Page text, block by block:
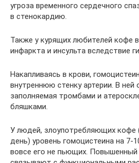
угроза временного сердечного
в стенокардию.
Также у курящих любителей кофе
инфаркта и инсульта вследствие
Накапливаясь в крови,
внутреннюю стенку артерии. В ней
заполняемая тромбами и
бляшками.
У людей, злоупотребляющих кофе
день) уровень гомоцистеина на 7-
вовсе его не пьющих. Повышенный